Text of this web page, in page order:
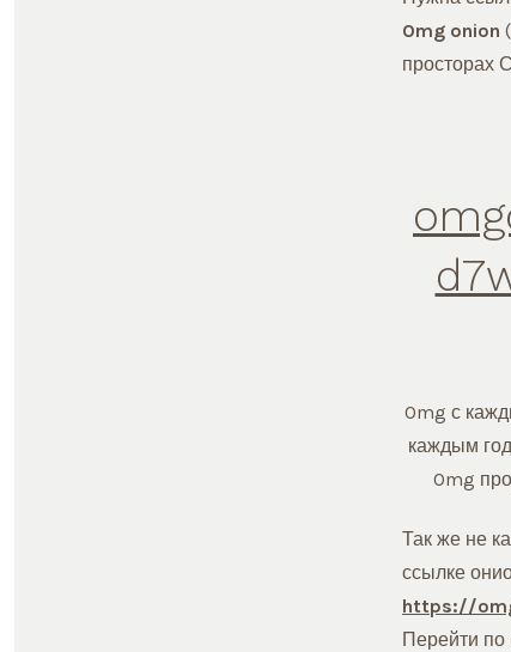
Omg onion (
просторах
Omg с
каждым
Omg
Так же не
ссылке
https://
Перейти по